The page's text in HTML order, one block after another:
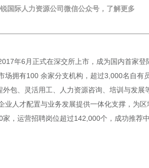
国际人力资源公司微信公众号，了解更多
年6月正式在深交所上市，成为国内首家
拥有100 余家分支机构，超过3,000名自有
包、灵活用工、人力资源咨询、培训与发
人才配置与业务发展提供一体化支撑，为
，运营招聘岗位超过142,000个，成功推荐